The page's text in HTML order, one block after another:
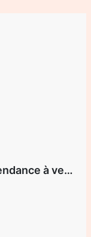
Duplex haut standing avec dépendance à vendre à Eligsono – Yaoundé